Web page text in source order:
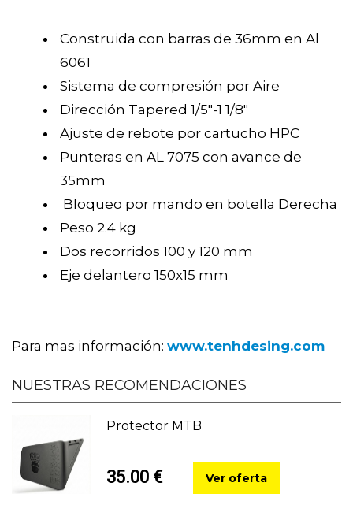
Construida con barras de 36mm en Al
6061
Sistema de compresión por Aire
Dirección Tapered 1/5"-1 1/8"
Ajuste de rebote por cartucho HPC
Punteras en AL 7075 con avance de
35mm
Bloqueo por mando en botella Derecha
Peso 2.4 kg
Dos recorridos 100 y 120 mm
Eje delantero 150x15 mm
Para mas información: www.tenhdesing.com
NUESTRAS RECOMENDACIONES
Protector MTB
35.00 € Ver oferta